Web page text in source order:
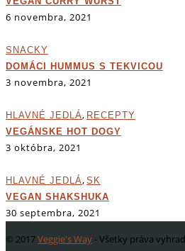
6 novembra, 2021
SNACKY
DOMÁCI HUMMUS S TEKVICOU
3 novembra, 2021
HLAVNÉ JEDLÁ, RECEPTY
VEGÁNSKE HOT DOGY
3 októbra, 2021
HLAVNÉ JEDLÁ, SK
VEGAN SHAKSHUKA
30 septembra, 2021
© 2017Veggie's Way - Všetky práva